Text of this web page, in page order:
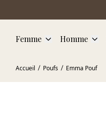
Femme Homme
Accueil Poufs Emma Pouf